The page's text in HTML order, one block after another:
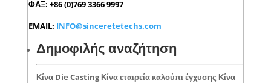
ΦΑΞ: +86 (0)769 3366 9997
EMAIL: INFO@sinceretetechs.com
Δημοφιλής αναζήτηση
Κίνα Die Casting Κίνα εταιρεία καλούπι έγχυσης Κίνα